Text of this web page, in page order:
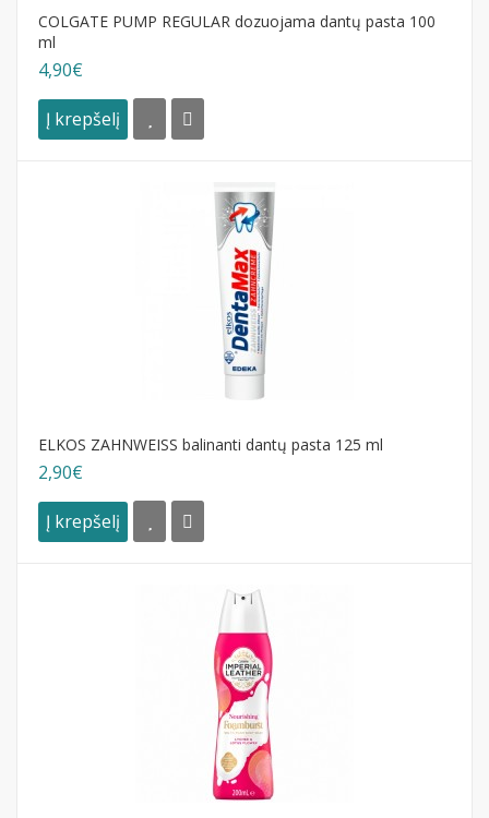
COLGATE PUMP REGULAR dozuojama dantų pasta 100
ml
4,90€
Į krepšelį
ELKOS ZAHNWEISS balinanti dantų pasta 125 ml
2,90€
Į krepšelį